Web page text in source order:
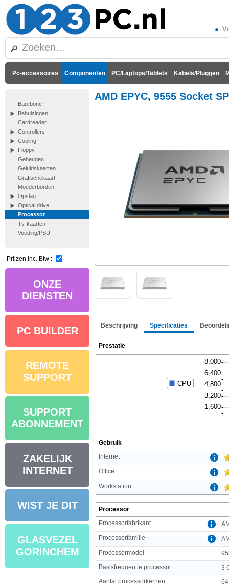
Pc-accessoires Componenten PC/Laptops/Tablets Kabels/Pluggen
Barebone
Behuizingen
Cardreader
Controllers
Cooling
Floppy
Geheugen
Geluidskaarten
Grafischekaart
Moederborden
Opslag
Optical drive
Processor
Tv-kaarten
Voeding/PSU
Prijzen Inc. Btw :
ONZE
DIENSTEN
PC BUILDER
REMOTE
SUPPORT
SUPPORT
ABONNEMENT
ZAKELIJK
INTERNET
WIST JE DIT
GLASVEZEL
GORINCHEM
AMD EPYC, 9555 Socket
Beschrijving Specificaties
Prestatie
Gebruik
Internet
Office
Workstation
Processor
Processorfabrikant
Processorfamilie
Processormodel
Basisfrequentie processor
3
Aantal processorkernen
64